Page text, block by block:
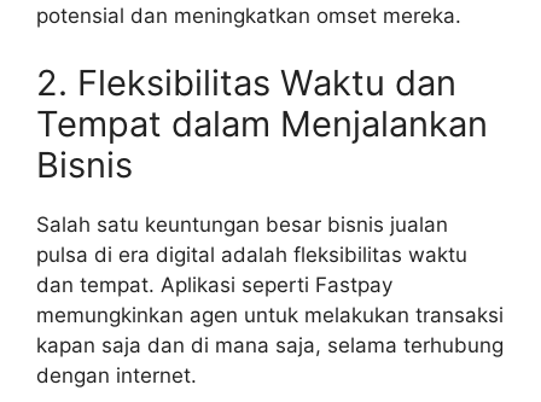
potensial dan meningkatkan omset mereka.
2. Fleksibilitas Waktu dan
Tempat dalam Menjalankan
Bisnis
Salah satu keuntungan besar bisnis jualan
pulsa di era digital adalah fleksibilitas waktu
dan tempat. Aplikasi seperti Fastpay
memungkinkan agen untuk melakukan transaksi
kapan saja dan di mana saja, selama terhubung
dengan internet.